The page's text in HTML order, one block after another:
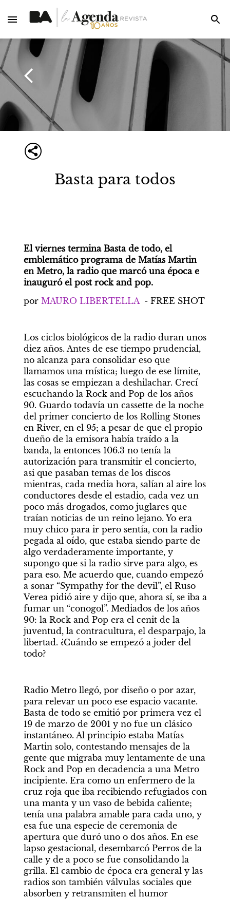
Basta para todos
El viernes termina Basta de todo, el
emblemático programa de Matías Martin
en Metro, la radio que marcó una época e
inauguró el post rock and pop.
por MAURO LIBERTELLA
  - FREE SHOT
Los ciclos biológicos de la radio duran unos
diez años. Antes de ese tiempo prudencial,
no alcanza para consolidar eso que
llamamos una mística; luego de ese límite,
las cosas se empiezan a deshilachar. Crecí
escuchando la Rock and Pop de los años
90. Guardo todavía un cassette de la noche
del primer concierto de los Rolling Stones
en River, en el 95; a pesar de que el propio
dueño de la emisora había traído a la
banda, la entonces 106.3 no tenía la
autorización para transmitir el concierto,
asi que pasaban temas de los discos
mientras, cada media hora, salían al aire los
conductores desde el estadio, cada vez un
poco más drogados, como juglares que
traían noticias de un reino lejano. Yo era
muy chico para ir pero sentía, con la radio
pegada al oído, que estaba siendo parte de
algo verdaderamente importante, y
supongo que si la radio sirve para algo, es
para eso. Me acuerdo que, cuando empezó
a sonar “Sympathy for the devil”, el Ruso
Verea pidió aire y dijo que, ahora sí, se iba a
fumar un “conogol”. Mediados de los años
90: la Rock and Pop era el cenit de la
juventud, la contracultura, el desparpajo, la
libertad. ¿Cuándo se empezó a joder del
todo?
Radio Metro llegó, por diseño o por azar,
para relevar un poco ese espacio vacante.
Basta de todo se emitió por primera vez el
19 de marzo de 2001 y no fue un clásico
instantáneo. Al principio estaba Matías
Martin solo, contestando mensajes de la
gente que migraba muy lentamente de una
Rock and Pop en decadencia a una Metro
incipiente. Era como un enfermero de la
cruz roja que iba recibiendo refugiados con
una manta y un vaso de bebida caliente;
tenía una palabra amable para cada uno, y
esa fue una especie de ceremonia de
apertura que duró uno o dos años. En ese
lapso gestacional, desembarcó Perros de la
calle y de a poco se fue consolidando la
grilla. El cambio de época era general y las
radios son también válvulas sociales que
absorben y retransmiten el humor